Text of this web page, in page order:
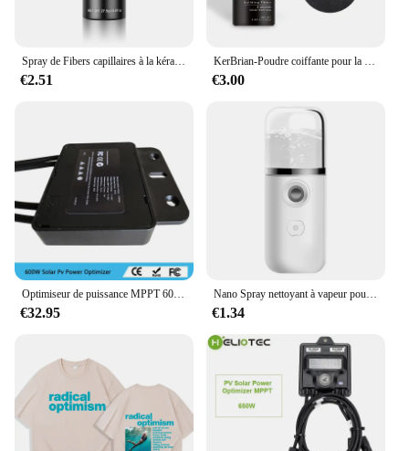
Spray de Fibers capillaires à la kératine authentiques, 27.5g, poudre colorée, perte de cheveux, optimiseur de ligne de cheveux, croissance Dense des cheveux, noir et marron
€2.51
KerBrian-Poudre coiffante pour la croissance des cheveux, fibre naturelle unisexe, pack de fibres chauves, optimiseur de la ligne des cheveux, croissance dense
€3.00
Optimiseur de puissance MPPT 600W optimiseur de puissance module intégré niveau fonction PV nouvel optimiseur solaire 600W optimiseur
€32.95
Nano Spray nettoyant à vapeur pour le visage, Machine de pulvérisation de beauté, Rechargeable par USB
€1.34